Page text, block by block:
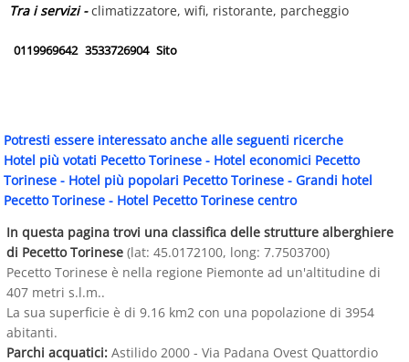
Tra i servizi -climatizzatore, wifi, ristorante, parcheggio
0119969642 3533726904 Sito
Potresti essere interessato anche alle seguenti ricerche
Hotel più votati Pecetto Torinese - Hotel economici Pecetto
Torinese - Hotel più popolari Pecetto Torinese - Grandi hotel
Pecetto Torinese - Hotel Pecetto Torinese centro
In questa pagina trovi una classifica delle strutture alberghiere
di Pecetto Torinese (lat: 45.0172100, long: 7.7503700)
Pecetto Torinese è nella regione Piemonte ad un'altitudine di
407 metri s.l.m..
La sua superficie è di 9.16 km2 con una popolazione di 3954
abitanti.
Parchi acquatici: Astilido 2000 - Via Padana Ovest Quattordio